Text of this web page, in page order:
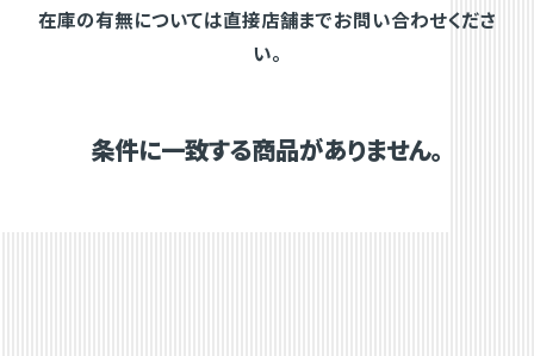
在庫の有無については直接店舗までお問い合わせくださ
い。
条件に一致する商品がありません。